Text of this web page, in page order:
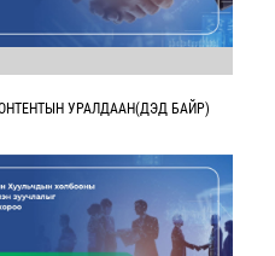
УРАЛДААН(ДЭД БАЙР)